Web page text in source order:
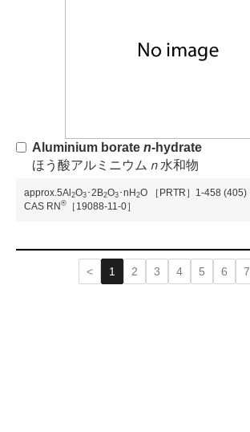
Aluminium boraten-hydrate
ほう酸アルミニウム ｎ 水和物
approx.5Al2O3 ･2B2O3 ･nH2O
［PRTR］1-458 (405)
CAS RN® ［19088-11-0］
1 2 3 4 5 6 7